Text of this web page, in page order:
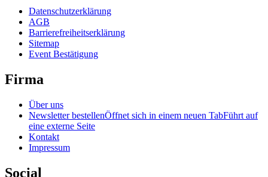
Datenschutzerklärung
AGB
Barrierefreiheitserklärung
Sitemap
Event Bestätigung
Firma
Über uns
Newsletter bestellenÖffnet sich in einem neuen TabFührt auf
eine externe Seite
Kontakt
Impressum
Social